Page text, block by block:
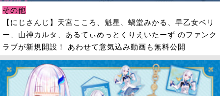
その他
【にじさんじ】天宮こころ、魁星、蝸堂みかる、早乙女ベリ
ー、山神カルタ、あるてぃめっとくりえいたーず のファンク
ラブが新規開設！ あわせて意気込み動画も無料公開